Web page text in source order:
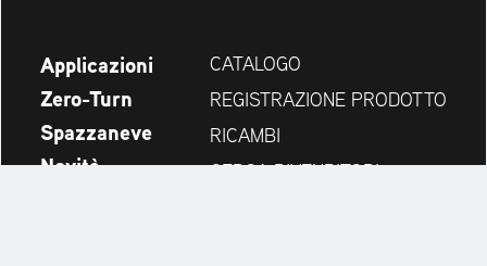
Applicazioni
Zero-Turn
Spazzaneve
Novità
CATALOGO
REGISTRAZIONE PRODOTTO
RICAMBI
CERCA RIVENDITORI